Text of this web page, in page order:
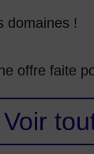
domaines !
offre faite
Voir